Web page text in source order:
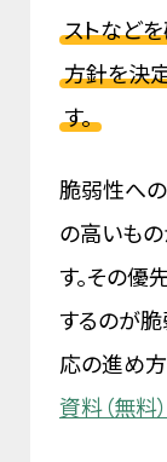
ストなど
方針を決
す。
脆弱性へ
の高いも
す。その
するのが
応の進め方
資料（無料）